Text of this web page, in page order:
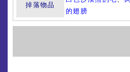
掉落物品
的翅膀